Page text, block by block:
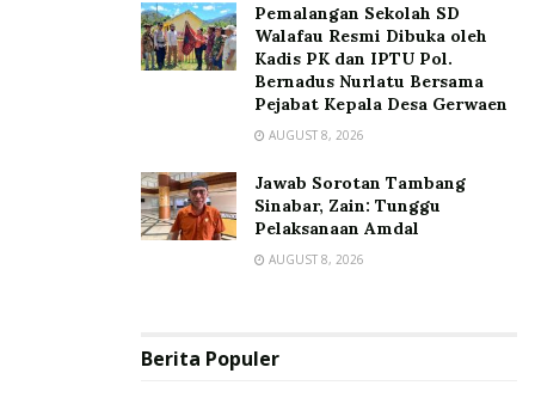
Pemalangan Sekolah SD
Walafau Resmi Dibuka oleh
Kadis PK dan IPTU Pol.
Bernadus Nurlatu Bersama
Pejabat Kepala Desa Gerwaen
AUGUST 8, 2026
Jawab Sorotan Tambang
Sinabar, Zain: Tunggu
Pelaksanaan Amdal
AUGUST 8, 2026
Berita Populer